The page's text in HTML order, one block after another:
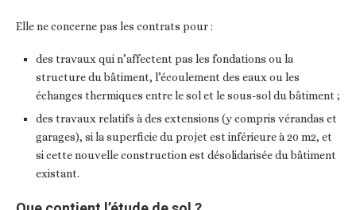
Elle ne concerne pas les contrats pour :
des travaux qui n’affectent pas les fondations ou la
structure du bâtiment, l’écoulement des eaux ou les
échanges thermiques entre le sol et le sous-sol du bâtiment ;
des travaux relatifs à des extensions (y compris vérandas et
garages), si la superficie du projet est inférieure à 20 m2, et
si cette nouvelle construction est désolidarisée du bâtiment
existant.